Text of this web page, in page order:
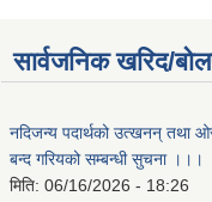
सार्वजनिक खरिद/
नदिजन्य पदार्थको उत्खनन् तथा
बन्द गरियको सम्बन्धी सुचना ।।।
मिति: 06/16/2026 - 18:26